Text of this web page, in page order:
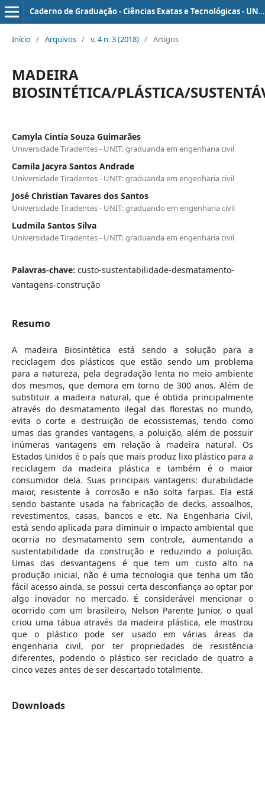
Caderno de Graduação - Ciências Exatas e Tecnológicas - UNIT - SERGIPE
Início / Arquivos / v. 4 n. 3 (2018) / Artigos
MADEIRA
BIOSINTÉTICA/PLÁSTICA/
Camyla Cintia Souza Guimarães
Universidade Tiradentes - UNIT: graduanda em engenharia civil
Camila Jacyra Santos Andrade
Universidade Tiradentes - UNIT: graduanda em engenharia civil
José Christian Tavares dos Santos
Universidade Tiradentes - UNIT: graduando em engenharia civil
Ludmila Santos Silva
Universidade Tiradentes - UNIT: graduanda em engenharia civil
Palavras-chave: custo-sustentabilidade-desmatamento-
vantagens-construção
Resumo
A madeira Biosintética está sendo a solução para a
reciclagem dos plásticos que estão sendo um problema
para a natureza, pela degradação lenta no meio ambiente
dos mesmos, que demora em torno de 300 anos. Além de
substituir a madeira natural, que é obtida principalmente
através do desmatamento ilegal das florestas no mundo,
evita o corte e destruição de ecossistemas, tendo como
umas das grandes vantagens, a poluição, além de possuir
inúmeras vantagens em relação à madeira natural. Os
Estados Unidos é o país que mais produz lixo plástico para a
reciclagem da madeira plástica e também é o maior
consumidor dela. Suas principais vantagens: durabilidade
maior, resistente à corrosão e não solta farpas. Ela está
sendo bastante usada na fabricação de decks, assoalhos,
revestimentos, casas, bancos e etc. Na Engenharia Civil,
está sendo aplicada para diminuir o impacto ambiental que
ocorria no desmatamento sem controle, aumentando a
sustentabilidade da construção e reduzindo a poluição.
Umas das desvantagens é que tem um custo alto na
produção inicial, não é uma tecnologia que tenha um tão
fácil acesso ainda, se possui certa desconfiança ao optar por
algo inovador no mercado. É considerável mencionar o
ocorrido com um brasileiro, Nelson Parente Junior, o qual
criou uma tábua através da madeira plástica, ele mostrou
que o plástico pode ser usado em várias áreas da
engenharia civil, por ter propriedades de resistência
diferentes, podendo o plástico ser reciclado de quatro a
cinco vezes antes de ser descartado totalmente.
Downloads